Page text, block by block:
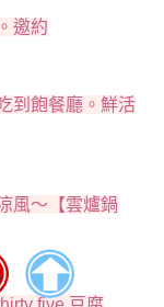
邀約
到飽餐廳。鮮活
風～【雲爐鍋